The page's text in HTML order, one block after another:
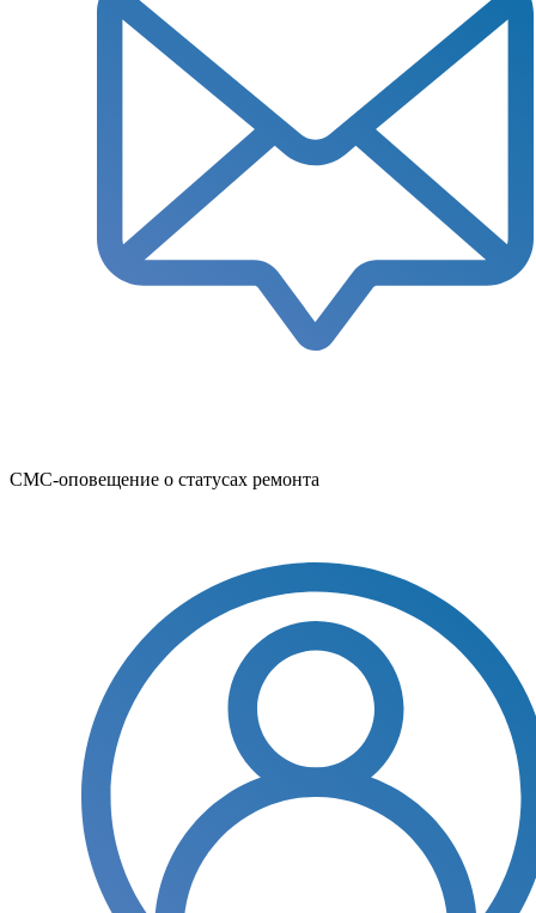
СМС-оповещение о статусах ремонта